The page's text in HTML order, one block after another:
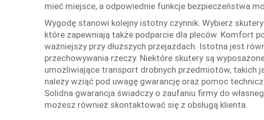
mieć miejsce, a odpowiednie funkcje bezpieczeństwa
Wygodę stanowi kolejny istotny czynnik. Wybierz
które zapewniają także podparcie dla pleców. Komfort
ważniejszy przy dłuższych przejazdach. Istotna jest
przechowywania rzeczy. Niektóre skutery są
umożliwiające transport drobnych przedmiotów, takich
należy wziąć pod uwagę gwarancję oraz pomoc
Solidna gwarancja świadczy o zaufaniu firmy do
możesz również skontaktować się z obsługą klienta.